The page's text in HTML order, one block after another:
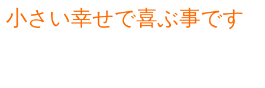
小さい幸せで喜ぶ事です